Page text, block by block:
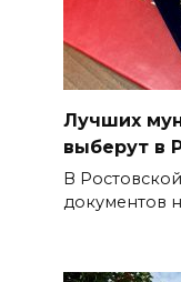
Лучших
выберут в
В
документов